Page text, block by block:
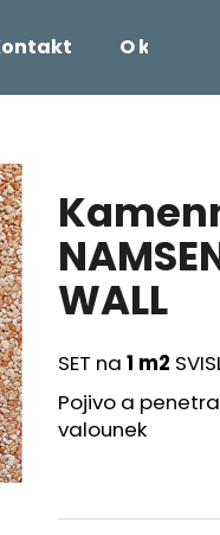
O
WALL
SET na 1 m2
Pojivo a
valounek
KOBEREC AQUA